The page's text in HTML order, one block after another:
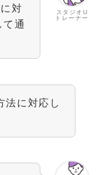
スタジオU
トレーナー
対
通
法に対応し